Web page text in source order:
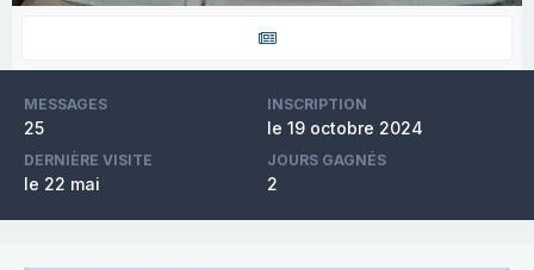
MESSAGES
25
INSCRIPTION
le 19 octobre 2024
DERNIÈRE VISITE
le 22 mai
JOURS GAGNÉS
2